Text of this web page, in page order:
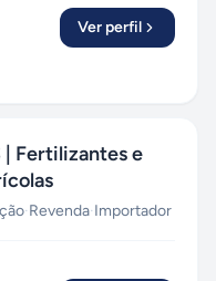
Ver perfil
| Fertilizantes e
·Revenda·Importador